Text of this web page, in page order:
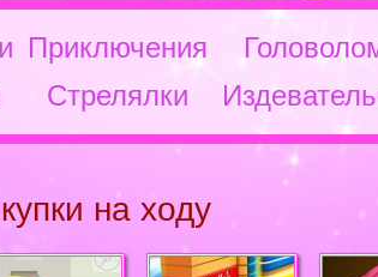
Приключения
Стрелялки
на ходу